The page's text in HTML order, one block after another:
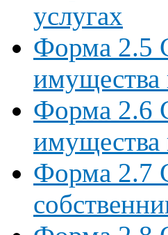
услугах
Форма 2.5
имущества
Форма 2.6
имущества
Форма 2.7